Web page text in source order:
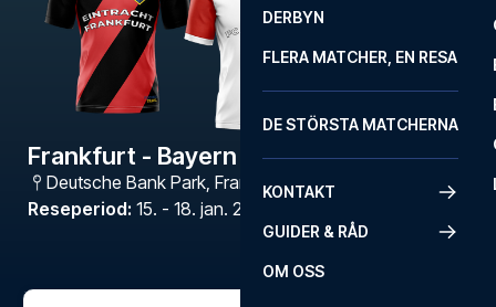
DERBYN
FLERA MATCHER, EN RESA
DE STÖRSTA MATCHERNA
KONTAKT
GUIDER & RÅD
OM OSS
Frankfurt - Bayern München
Deutsche Bank Park, Frankfurt
Reseperiod: 15. - 18. jan. 2027